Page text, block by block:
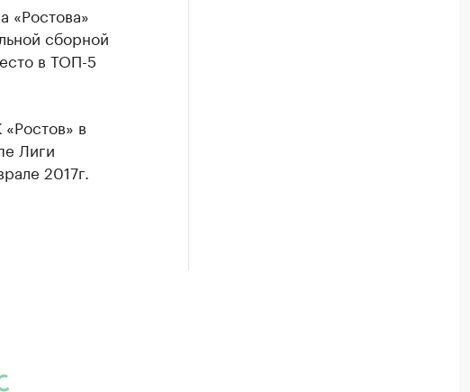
«Ростова»
сборной
в ТОП-5
в
Лиги
2017г.